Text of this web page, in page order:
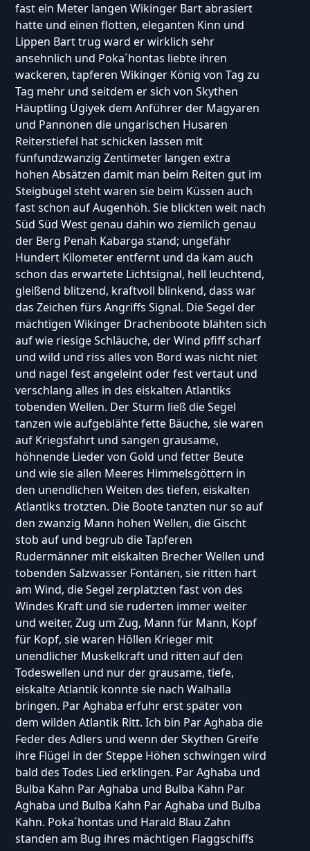
fast ein Meter langen Wikinger Bart abrasiert
hatte und einen flotten, eleganten Kinn und
Lippen Bart trug ward er wirklich sehr
ansehnlich und Poka´hontas liebte ihren
wackeren, tapferen Wikinger König von Tag zu
Tag mehr und seitdem er sich von Skythen
Häuptling Ügiyek dem Anführer der Magyaren
und Pannonen die ungarischen Husaren
Reiterstiefel hat schicken lassen mit
fünfundzwanzig Zentimeter langen extra
hohen Absätzen damit man beim Reiten gut im
Steigbügel steht waren sie beim Küssen auch
fast schon auf Augenhöh. Sie blickten weit nach
Süd Süd West genau dahin wo ziemlich genau
der Berg Penah Kabarga stand; ungefähr
Hundert Kilometer entfernt und da kam auch
schon das erwartete Lichtsignal, hell leuchtend,
gleißend blitzend, kraftvoll blinkend, dass war
das Zeichen fürs Angriffs Signal. Die Segel der
mächtigen Wikinger Drachenboote blähten sich
auf wie riesige Schläuche, der Wind pfiff scharf
und wild und riss alles von Bord was nicht niet
und nagel fest angeleint oder fest vertaut und
verschlang alles in des eiskalten Atlantiks
tobenden Wellen. Der Sturm ließ die Segel
tanzen wie aufgeblähte fette Bäuche, sie waren
auf Kriegsfahrt und sangen grausame,
höhnende Lieder von Gold und fetter Beute
und wie sie allen Meeres Himmelsgöttern in
den unendlichen Weiten des tiefen, eiskalten
Atlantiks trotzten. Die Boote tanzten nur so auf
den zwanzig Mann hohen Wellen, die Gischt
stob auf und begrub die Tapferen
Rudermänner mit eiskalten Brecher Wellen und
tobenden Salzwasser Fontänen, sie ritten hart
am Wind, die Segel zerplatzten fast von des
Windes Kraft und sie ruderten immer weiter
und weiter, Zug um Zug, Mann für Mann, Kopf
für Kopf, sie waren Höllen Krieger mit
unendlicher Muskelkraft und ritten auf den
Todeswellen und nur der grausame, tiefe,
eiskalte Atlantik konnte sie nach Walhalla
bringen. Par Aghaba erfuhr erst später von
dem wilden Atlantik Ritt. Ich bin Par Aghaba die
Feder des Adlers und wenn der Skythen Greife
ihre Flügel in der Steppe Höhen schwingen wird
bald des Todes Lied erklingen. Par Aghaba und
Bulba Kahn Par Aghaba und Bulba Kahn Par
Aghaba und Bulba Kahn Par Aghaba und Bulba
Kahn. Poka´hontas und Harald Blau Zahn
standen am Bug ihres mächtigen Flaggschiffs